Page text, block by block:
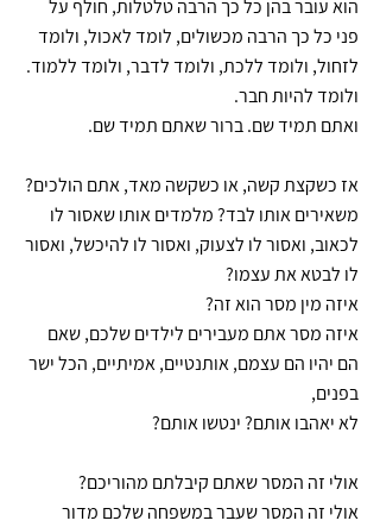
הוא עובר בהן כל כך הרבה טלטלות, חולף על
פני כל כך הרבה מכשולים, לומד לאכול, ולומד
לזחול, ולומד ללכת, ולומד לדבר, ולומד ללמוד.
ולומד להיות חבר.
ואתם תמיד שם. ברור שאתם תמיד שם.
אז כשקצת קשה, או כשקשה מאד, אתם הולכים?
משאירים אותו לבד? מלמדים אותו שאסור לו
לכאוב, ואסור לו לצעוק, ואסור לו להיכשל, ואסור
לו לבטא את עצמו?
איזה מין מסר הוא זה?
איזה מסר אתם מעבירים לילדים שלכם, שאם
הם יהיו הם עצמם, אותנטיים, אמיתיים, הכל ישר
בפנים,
לא יאהבו אותם? ינטשו אותם?
אולי זה המסר שאתם קיבלתם מהוריכם?
אולי זה המסר שעבר במשפחה שלכם מדור